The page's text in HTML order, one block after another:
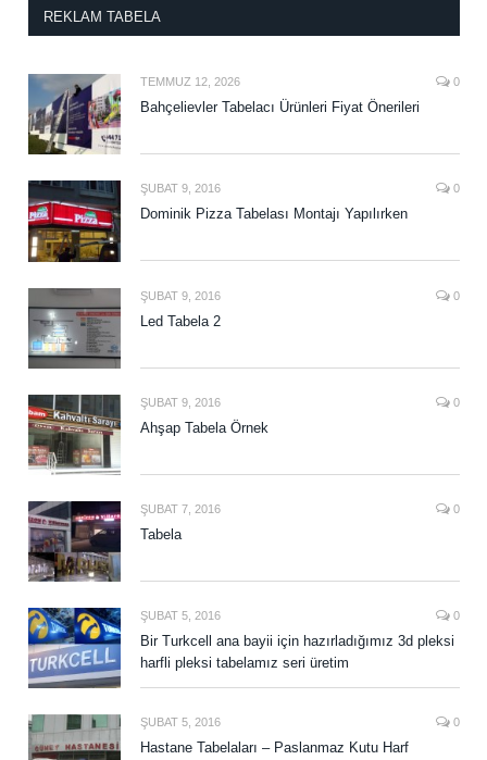
REKLAM TABELA
TEMMUZ 12, 2026 0
Bahçelievler Tabelacı Ürünleri Fiyat Önerileri
ŞUBAT 9, 2016 0
Dominik Pizza Tabelası Montajı Yapılırken
ŞUBAT 9, 2016 0
Led Tabela 2
ŞUBAT 9, 2016 0
Ahşap Tabela Örnek
ŞUBAT 7, 2016 0
Tabela
ŞUBAT 5, 2016 0
Bir Turkcell ana bayii için hazırladığımız 3d pleksi
harfli pleksi tabelamız seri üretim
ŞUBAT 5, 2016 0
Hastane Tabelaları – Paslanmaz Kutu Harf